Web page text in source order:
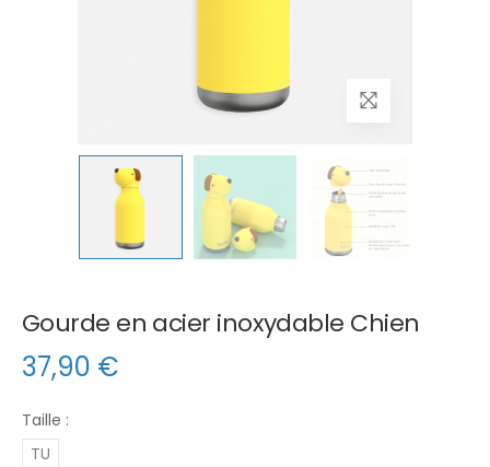
Gourde en acier inoxydable Chien
37,90 €
Taille :
TU